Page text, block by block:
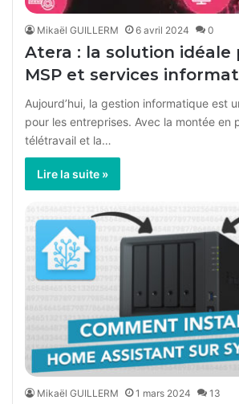
Mikaël GUILLERM 6 avril 2024 0
Atera : la solution idéale
MSP et services
Aujourd’hui, la gestion informatique est
pour les entreprises. Avec la montée en
télétravail et la…
Lire la suite »
Mikaël GUILLERM 1 mars 2024 13